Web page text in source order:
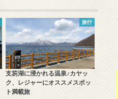
旅行
支笏湖に浸かれる温泉♪カヤッ
ク、レジャーにオススメスポッ
ト満載旅